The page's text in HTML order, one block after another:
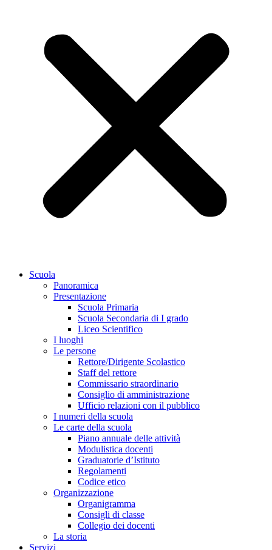
Scuola
Panoramica
Presentazione
Scuola Primaria
Scuola Secondaria di I grado
Liceo Scientifico
I luoghi
Le persone
Rettore/Dirigente Scolastico
Staff del rettore
Commissario straordinario
Consiglio di amministrazione
Ufficio relazioni con il pubblico
I numeri della scuola
Le carte della scuola
Piano annuale delle attività
Modulistica docenti
Graduatorie d’Istituto
Regolamenti
Codice etico
Organizzazione
Organigramma
Consigli di classe
Collegio dei docenti
La storia
Servizi